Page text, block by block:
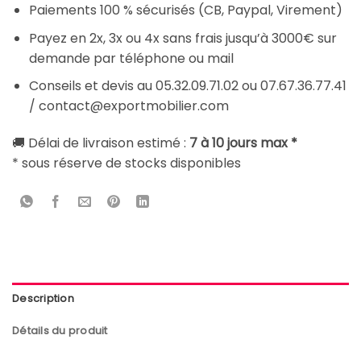
Paiements 100 % sécurisés (CB, Paypal, Virement)
Payez en 2x, 3x ou 4x sans frais jusqu’à 3000€ sur
demande par téléphone ou mail
Conseils et devis au 05.32.09.71.02 ou 07.67.36.77.41
/ contact@exportmobilier.com
🚚 Délai de livraison estimé : 7 à 10 jours max *
* sous réserve de stocks disponibles
Description
Détails du produit